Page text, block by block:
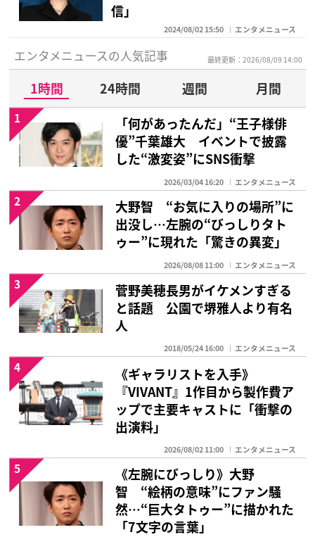
信」
2024/08/02 15:50 エンタメニュース
エンタメニュースの人気記事 最終更新：2026/08/09 14:00
1時間 24時間 週間
月間
「何があったんだ」“王子様俳
優”千葉雄大 イベントで披露
した“激変姿”にSNS衝撃
2026/03/04 16:20 エンタメニュース
1
大野智 “お気に入りの場所”に
出没し…左腕の“びっしりタト
ゥー”に現れた「驚きの異変」
2026/08/08 11:00 エンタメニュース
2
菅野美穂長男がイケメンすぎる
と話題 公園で堺雅人より有名
人
2018/05/24 16:00 エンタメニュース
3
《ギャラリストを入手》
『VIVANT』1作目から製作費ア
ップで主要キャストに「衝撃の
出演料」
2026/08/02 11:00 エンタメニュース
4
《左腕にびっしり》大野
智 “絵柄の意味”にファン騒
然…“巨大タトゥー”に描かれた
「7文字の言葉」
5